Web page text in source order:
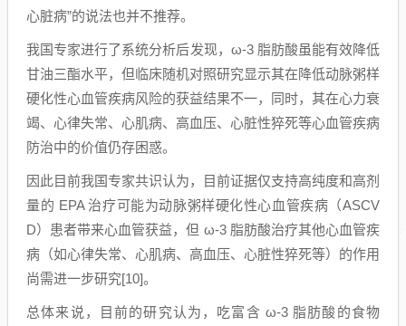
心脏病”的说法也并不推荐。
我国专家进行了系统分析后发现，ω-3 脂肪酸虽能有效降低
甘油三酯水平，但临床随机对照研究显示其在降低动脉粥样
硬化性心血管疾病风险的获益结果不一，同时，其在心力衰
竭、心律失常、心肌病、高血压、心脏性猝死等心血管疾病
防治中的价值仍存困惑。
因此目前我国专家共识认为，目前证据仅支持高纯度和高剂
量的 EPA 治疗可能为动脉粥样硬化性心血管疾病（ASCV
D）患者带来心血管获益，但 ω-3 脂肪酸治疗其他心血管疾
病（如心律失常、心肌病、高血压、心脏性猝死等）的作用
尚需进一步研究[10]。
总体来说，目前的研究认为，吃富含 ω-3 脂肪酸的食物